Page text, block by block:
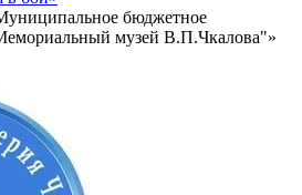
бюджетное
музей В.П.Чкалова"»